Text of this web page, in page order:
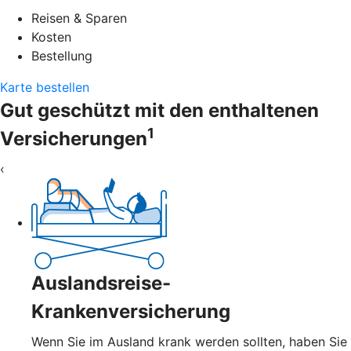
Reisen & Sparen
Kosten
Bestellung
Karte bestellen
Gut geschützt mit den enthaltenen
Versicherungen1
‹
Auslandsreise-
Krankenversicherung
Wenn Sie im Ausland krank werden sollten, haben Sie